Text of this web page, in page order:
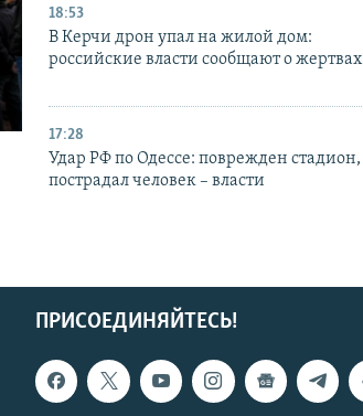
18:53
В Керчи дрон упал на жилой дом:
российские власти сообщают о жертвах
17:28
Удар РФ по Одессе: поврежден стадион,
пострадал человек – власти
ПРИСОЕДИНЯЙТЕСЬ!